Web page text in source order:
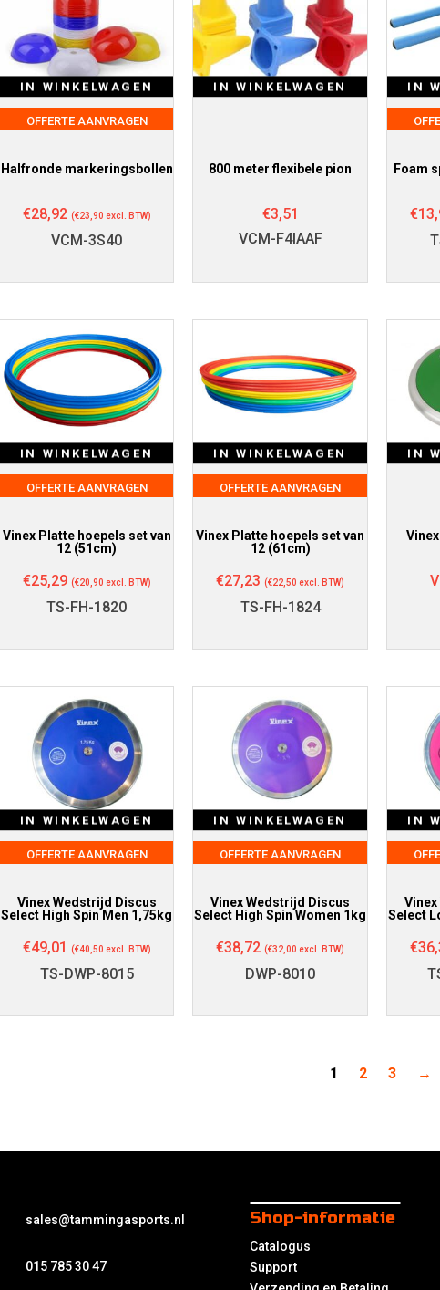
IN WINKELWAGEN
OFFERTE AANVRAGEN
Halfronde markeringsbollen
€28,92 (€23,90 excl. BTW)
VCM-3S40
IN WINKELWAGEN
800 meter flexibele pion
€3,51
VCM-F4IAAF
IN
Foam
€
IN WINKELWAGEN
OFFERTE AANVRAGEN
Vinex Platte hoepels set van
12 (51cm)
€25,29 (€20,90 excl. BTW)
TS-FH-1820
IN WINKELWAGEN
OFFERTE AANVRAGEN
Vinex Platte hoepels set van
12 (61cm)
€27,23 (€22,50 excl. BTW)
TS-FH-1824
IN
IN WINKELWAGEN
OFFERTE AANVRAGEN
Vinex Wedstrijd Discus
Select High Spin Men 1,75kg
€49,01 (€40,50 excl. BTW)
TS-DWP-8015
IN WINKELWAGEN
OFFERTE AANVRAGEN
Vinex Wedstrijd Discus
Select High Spin Women 1kg
€38,72 (€32,00 excl. BTW)
DWP-8010
IN
Select
€
1 2 3 →
sales@tammingasports.nl
015 785 30 47
Shop-informatie
Catalogus
Support